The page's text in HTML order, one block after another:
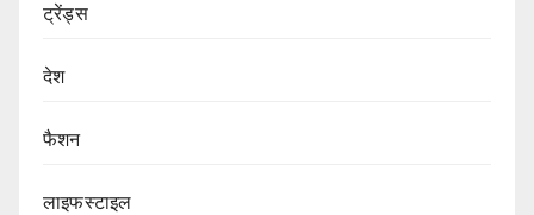
ट्रेंड्स
देश
फैशन
लाइफस्टाइल